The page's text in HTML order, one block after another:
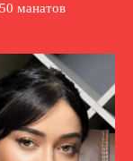
манатов